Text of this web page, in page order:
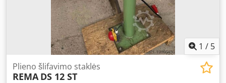
1 / 5
Plieno šlifavimo staklės
REMA DS 12 ST